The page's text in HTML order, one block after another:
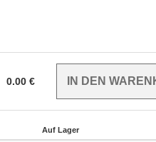
0.00 €
Auf Lager